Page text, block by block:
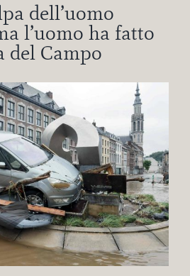
dell’uomo
l’uomo ha fatto
del Campo